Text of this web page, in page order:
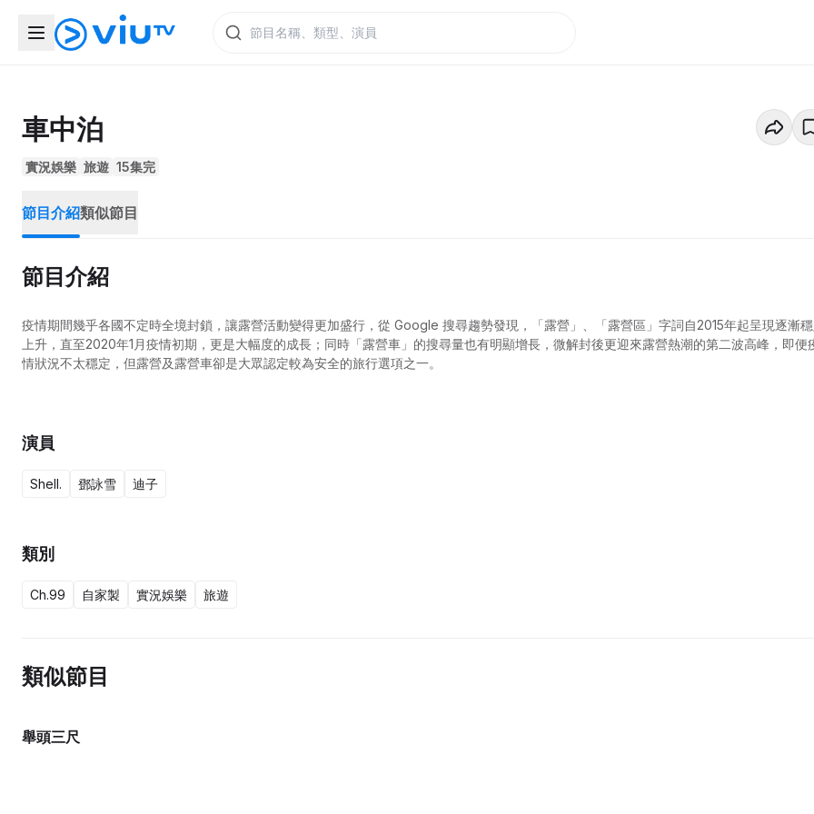
車中泊
實況娛樂 旅遊 15集完
節目介紹類似節目
節目介紹
疫情期間幾乎各國不定時全境封鎖，讓露營活動變得更加盛行，從 Google 搜尋趨勢發現，「露營」、「露營區」字詞自2015年起呈現逐漸
上升，直至2020年1月疫情初期，更是大幅度的成長；同時「露營車」的搜尋量也有明顯增長，微解封後更迎來露營熱潮的第二波高峰，即便
情狀況不太穩定，但露營及露營車卻是大眾認定較為安全的旅行選項之一。
演員
Shell. 鄧詠雪 迪子
類別
Ch.99 自家製 實況娛樂 旅遊
類似節目
舉頭三尺